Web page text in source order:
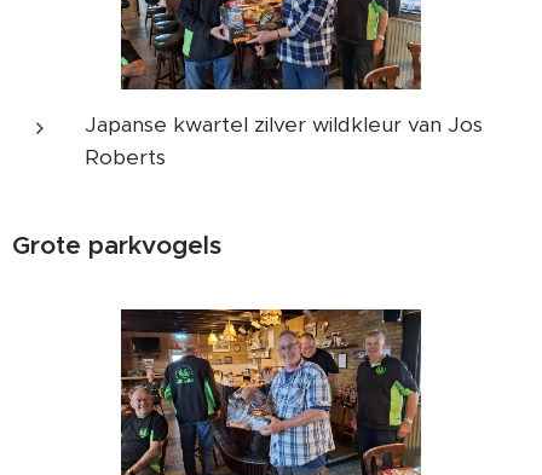
Japanse kwartel zilver wildkleur van Jos
Roberts
Grote parkvogels